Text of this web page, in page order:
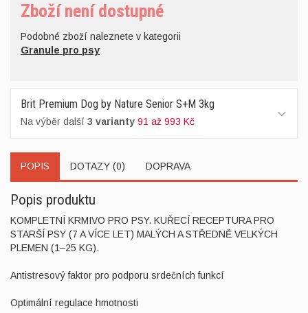
Zboží není dostupné
Podobné zboží naleznete v kategorii
Granule pro psy
Brit Premium Dog by Nature Senior S+M 3kg
Na výběr další 3 varianty 91 až 993 Kč
POPIS DOTAZY (0) DOPRAVA
Popis produktu
KOMPLETNÍ KRMIVO PRO PSY. KUŘECÍ RECEPTURA PRO
STARŠÍ PSY (7 A VÍCE LET) MALÝCH A STŘEDNĚ VELKÝCH
PLEMEN (1–25 KG).
Antistresový faktor pro podporu srdečních funkcí
Optimální regulace hmotnosti